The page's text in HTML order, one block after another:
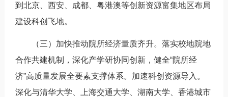
到北京、西安、成都、粤港澳等创新资源富集地区布局
建设科创飞地。
（三）加快推动院所经济量质齐升。落实校地院地
合作共建机制，深化产学研协同创新，健全“院所经
济”高质量发展全要素支撑体系。加速科创资源导入。
深化与清华大学、上海交通大学、湖南大学、香港城市